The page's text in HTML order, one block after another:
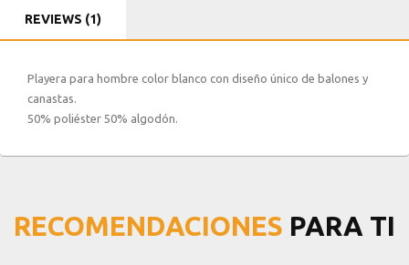
REVIEWS (1)
Playera para hombre color blanco con diseño único de balones y
canastas.
50% poliéster 50% algodón.
RECOMENDACIONES PARA TI